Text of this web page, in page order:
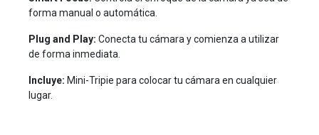
forma manual o automática.
Plug and Play: Conecta tu cámara y comienza a utilizar
de forma inmediata.
Incluye: Mini-Tripie para colocar tu cámara en cualquier
lugar.